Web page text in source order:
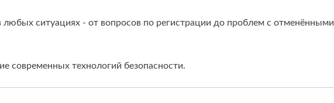
ситуациях - от вопросов по регистрации до проблем с отменёнными
современных технологий безопасности.